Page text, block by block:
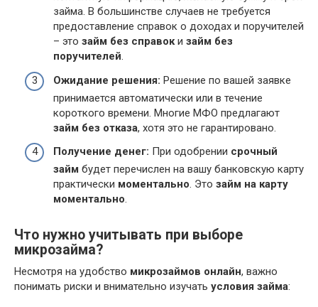
займа. В большинстве случаев не требуется
предоставление справок о доходах и поручителей
– это займ без справоки займ без
поручителей.
Ожидание решения: Решение по вашей заявке
принимается автоматически или в течение
короткого времени. Многие МФО предлагают
займ без отказа, хотя это не гарантировано.
Получение денег: При одобрении срочный
займ будет перечислен на вашу банковскую карту
практически моментально. Это займ на карту
моментально.
Что нужно учитывать при выборе
микрозайма?
Несмотря на удобство микрозаймов онлайн, важно
понимать риски и внимательно изучать условия займа: